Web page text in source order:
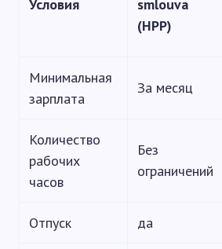
Условия
smlouva
(HPP)
Минимальная
зарплата
За месяц
Количество
рабочих
часов
Без
ограничений
Отпуск да